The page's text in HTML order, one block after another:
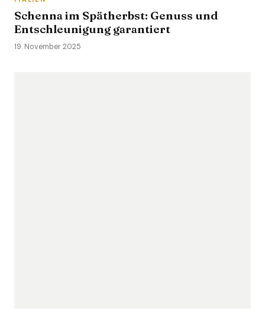
Schenna im Spätherbst: Genuss und
Entschleunigung garantiert
19. November 2025